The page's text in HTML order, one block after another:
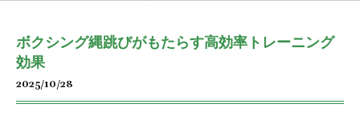
ボクシング縄跳びがもたらす高効率トレーニング
効果
2025/10/28